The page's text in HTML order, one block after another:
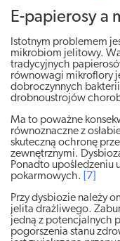
E-papierosy a
Istotnym problemem
mikrobiom jelitowy.
tradycyjnych
równowagi mikroflory
dobroczynnych
drobnoustrojów
Ma to poważne
równoznaczne z
skuteczną ochronę
zewnętrznymi.
Ponadto upośledzeniu
pokarmowych.
[7]
Przy dysbiozie należy
jelita drażliwego.
jedną z potencjalnych
pogorszenia stanu